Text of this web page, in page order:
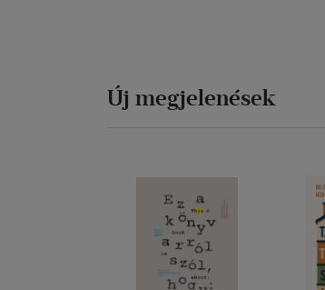
Új megjelenések